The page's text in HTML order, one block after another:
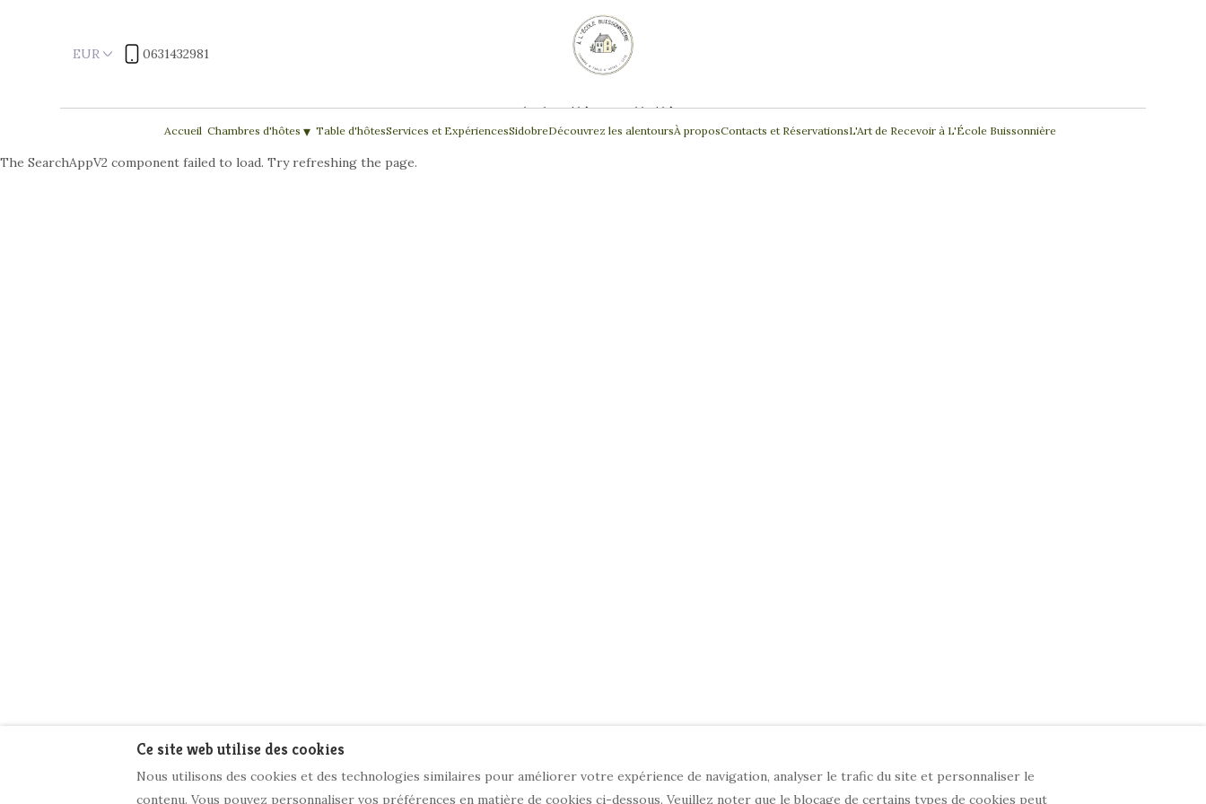
EUR 0631432981
Chambres d'hôtes et Table d'hôtes
Accueil Chambres d'hôtes ▾ Table d'hôtesServices et ExpériencesSidobreDécouvrez les alentoursÀ proposContacts et RéservationsL'Art de Recevoir à L'École Buissonnière
The SearchAppV2 component failed to load. Try refreshing the page.
Ce site web utilise des cookies
Nous utilisons des cookies et des technologies similaires pour améliorer votre expérience de navigation, analyser le trafic du site et personnaliser le
contenu. Vous pouvez personnaliser vos préférences en matière de cookies ci-dessous. Veuillez noter que le blocage de certains types de cookies peut